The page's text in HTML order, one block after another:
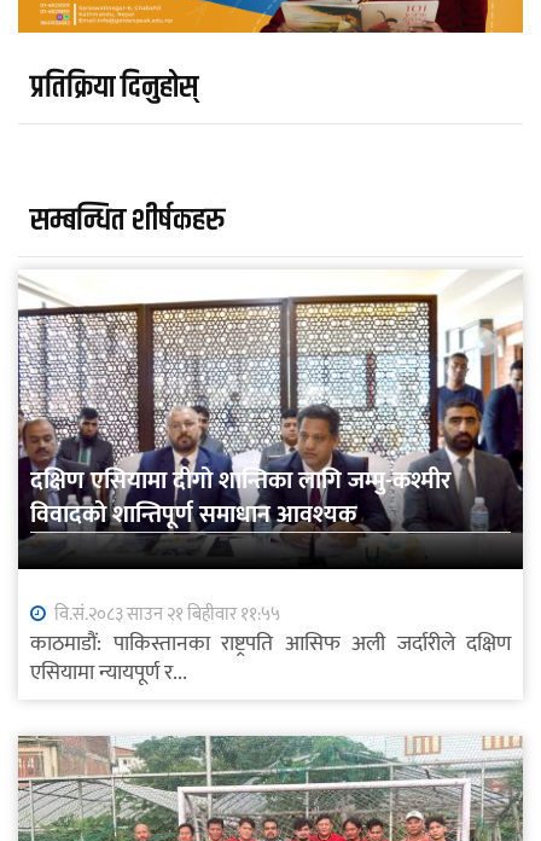
प्रतिक्रिया दिनुहोस्
सम्बन्धित शीर्षकहरु
दक्षिण एसियामा दीगो शान्तिका लागि जम्मु-कश्मीर
विवादको शान्तिपूर्ण समाधान आवश्यक
वि.सं.२०८३ साउन २१ बिहीवार ११:५५
काठमाडौं: पाकिस्तानका राष्ट्रपति आसिफ अली जर्दारीले दक्षिण
एसियामा न्यायपूर्ण र...